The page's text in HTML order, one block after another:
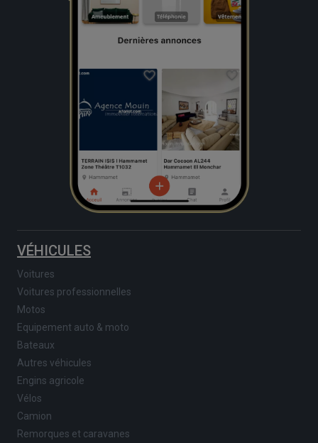
VÉHICULES
Voitures
Voitures professionnelles
Motos
Equipement auto & moto
Bateaux
Autres véhicules
Engins agricole
Vélos
Camion
Remorques et caravanes